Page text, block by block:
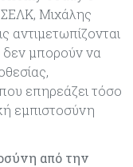
Μιχάλης
αντιμετωπίζονται
δεν μπορούν να
επηρεάζει τόσο
εμπιστοσύνη
από την